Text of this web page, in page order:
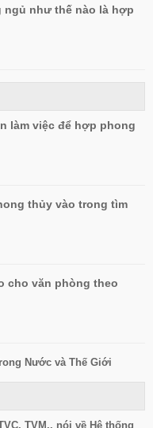
như thế nào là hợp
làm việc để hợp phong
thủy vào trong tìm
cho văn phòng theo
TVM.. nói về Hệ thống